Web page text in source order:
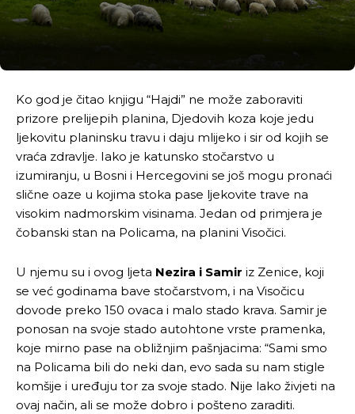
Ko god je čitao knjigu “Hajdi” ne može zaboraviti
prizore prelijepih planina, Djedovih koza koje jedu
ljekovitu planinsku travu i daju mlijeko i sir od kojih se
vraća zdravlje. Iako je katunsko stočarstvo u
izumiranju, u Bosni i Hercegovini se još mogu pronaći
slične oaze u kojima stoka pase ljekovite trave na
visokim nadmorskim visinama. Jedan od primjera je
čobanski stan na Policama, na planini Visočici.
U njemu su i ovog ljeta Nezira i Samir iz Zenice, koji
se već godinama bave stočarstvom, i na Visočicu
dovode preko 150 ovaca i malo stado krava. Samir je
ponosan na svoje stado autohtone vrste pramenka,
koje mirno pase na obližnjim pašnjacima: “Sami smo
na Policama bili do neki dan, evo sada su nam stigle
komšije i uređuju tor za svoje stado. Nije lako živjeti na
ovaj način, ali se može dobro i pošteno zaraditi.